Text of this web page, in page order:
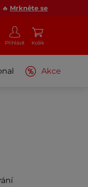
Mrkněte se
Přihlásit Košík
Akce